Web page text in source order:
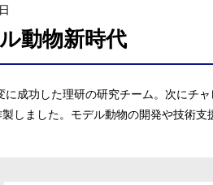
動物新時代
成功した理研の研究チーム。次にチ
しました。モデル動物の開発や技術